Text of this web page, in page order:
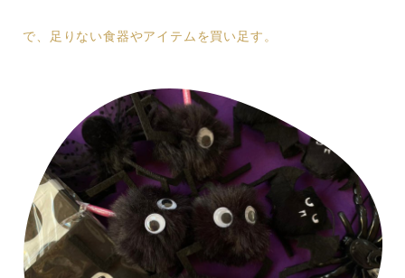
で、足りない食器やアイテムを買い足す。